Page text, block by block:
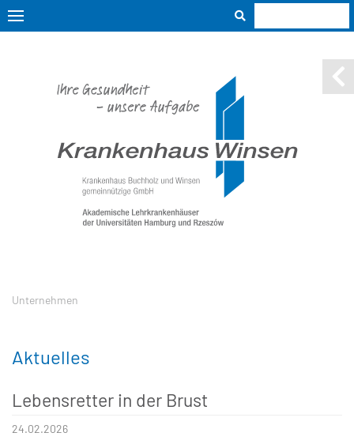
Unternehmen
Aktuelles
Lebensretter in der Brust
24.02.2026